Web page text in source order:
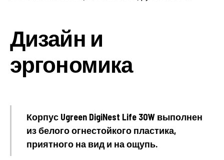
Дизайн и
эргономика
Корпус Ugreen DigiNest Life 30W выполнен
из белого огнестойкого пластика,
приятного на вид и на ощупь.